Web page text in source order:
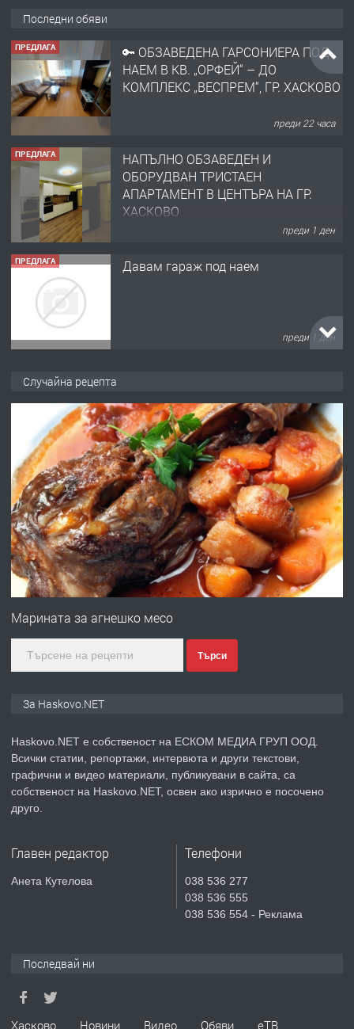
Последни обяви
ПРЕДЛАГА
🔑 ОБЗАВЕДЕНА ГАРСОНИЕРА ПОД
НАЕМ В КВ. „ОРФЕЙ“ – ДО
КОМПЛЕКС „ВЕСПРЕМ“, ГР. ХАСКОВО
преди 22 часа
ПРЕДЛАГА
НАПЪЛНО ОБЗАВЕДЕН И
ОБОРУДВАН ТРИСТАЕН
АПАРТАМЕНТ В ЦЕНТЪРА НА ГР.
ХАСКОВО
преди 1 ден
ПРЕДЛАГА Давам гараж под наем
преди 1 ден
градската градина!
преди 2 дни
ПРЕДЛАГА
ПРОСТОРЕН ТРИСТАЕН
АПАРТАМЕНТ В НОВА СГРАДА КВ.
КУБА
преди 2 дни
ПРЕДЛАГА
Продавам парцел в гр. Хасково кв.
асфалт 0889 537 426
преди 2 дни
ПРЕДЛАГА
№4119 Едностаен обзаведен
Къртене на бетон! Събаряне на
Случайна рецепта
Марината за агнешко месо
Търси
За Haskovo.NET
Haskovo.NET е собственост на ЕСКОМ МЕДИА ГРУП ООД.
Всички статии, репортажи, интервюта и други текстови,
графични и видео материали, публикувани в сайта, са
собственост на Haskovo.NET, освен ако изрично е посочено
друго.
Главен редактор
Анета Кутелова
Телефони
038 536 277
038 536 555
038 536 554 - Реклама
Последвай ни
Хасково Новини Видео Обяви еТВ